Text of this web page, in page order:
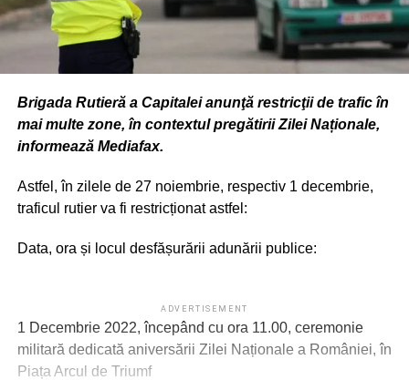
Brigada Rutieră a Capitalei anunţă restricţii de trafic în
mai multe zone, în contextul pregătirii Zilei Naționale,
informează Mediafax.
Astfel, în zilele de 27 noiembrie, respectiv 1 decembrie,
traficul rutier va fi restricționat astfel:
Data, ora și locul desfășurării adunării publice:
ADVERTISEMENT
1 Decembrie 2022, începând cu ora 11.00, ceremonie
militară dedicată aniversării Zilei Naționale a României, în
Piața Arcul de Triumf